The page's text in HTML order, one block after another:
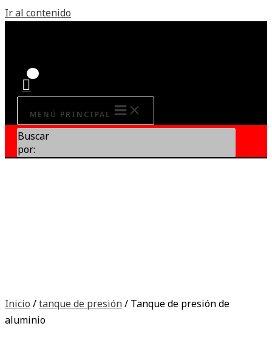
Ir al contenido
MENÚ PRINCIPAL
Buscar
por:
Inicio /tanque de presión/ Tanque de presión de
aluminio